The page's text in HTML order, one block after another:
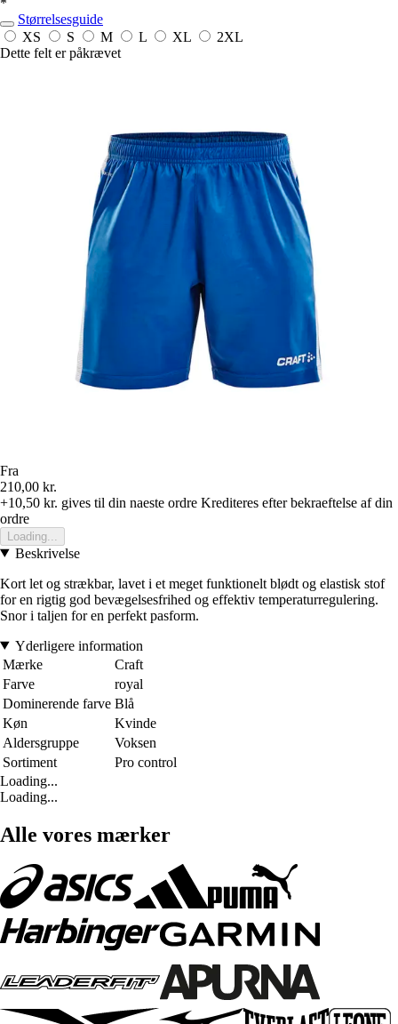
Størrelsesguide
XS
S M L XL
2XL
Dette felt er påkrævet
Fra
210,00 kr.
+10,50 kr. gives til din naeste ordre Krediteres efter bekraeftelse af din
ordre
Loading...
Beskrivelse
Kort let og strækbar, lavet i et meget funktionelt blødt og elastisk stof
for en rigtig god bevægelsesfrihed og effektiv temperaturregulering.
Snor i taljen for en perfekt pasform.
Yderligere information
Mærke
Craft
Farve
royal
Dominerende farve Blå
Køn
Kvinde
Aldersgruppe
Voksen
Sortiment
Pro control
Loading...
Loading...
Alle vores mærker